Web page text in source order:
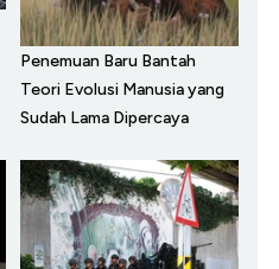
Penemuan Baru Bantah
Teori Evolusi Manusia yang
Sudah Lama Dipercaya